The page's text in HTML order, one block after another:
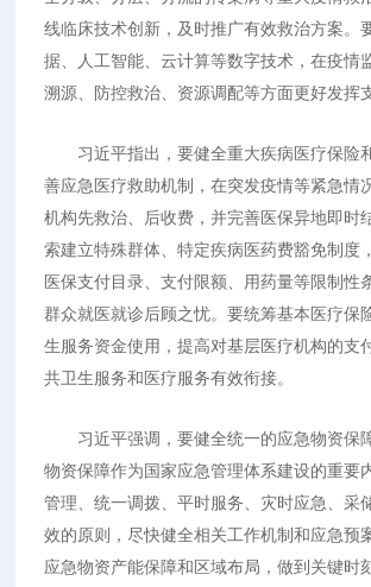
线临床技术创新，及时推广有效救治方案。
据、人工智能、云计算等数字技术，在疫情
溯源、防控救治、资源调配等方面更好发挥
习近平指出，要健全重大疾病医疗保险
善应急医疗救助机制，在突发疫情等紧急情
机构先救治、后收费，并完善医保异地即时
索建立特殊群体、特定疾病医药费豁免制度
医保支付目录、支付限额、用药量等限制性
群众就医就诊后顾之忧。要统筹基本医疗保
生服务资金使用，提高对基层医疗机构的支
共卫生服务和医疗服务有效衔接。
习近平强调，要健全统一的应急物资保
物资保障作为国家应急管理体系建设的重要
管理、统一调拨、平时服务、灾时应急、采
效的原则，尽快健全相关工作机制和应急预
应急物资产能保障和区域布局，做到关键时